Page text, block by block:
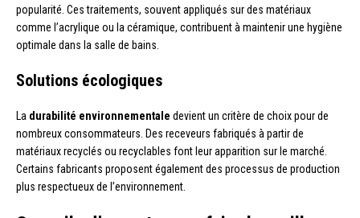
popularité. Ces traitements, souvent appliqués sur des matériaux
comme l’acrylique ou la céramique, contribuent à maintenir une hygiène
optimale dans la salle de bains.
Solutions écologiques
La durabilité environnementale devient un critère de choix pour de
nombreux consommateurs. Des receveurs fabriqués à partir de
matériaux recyclés ou recyclables font leur apparition sur le marché.
Certains fabricants proposent également des processus de production
plus respectueux de l’environnement.